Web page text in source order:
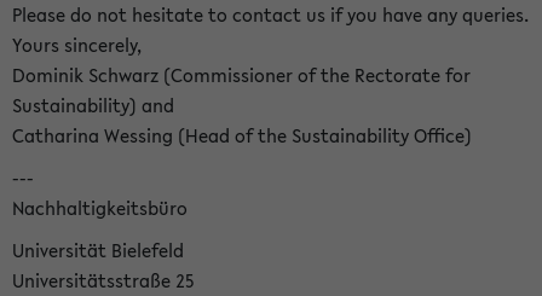
Please do not hesitate to contact us if you have any queries.
Yours sincerely,
Dominik Schwarz (Commissioner of the Rectorate for
Sustainability) and
Catharina Wessing (Head of the Sustainability Office)
---
Nachhaltigkeitsbüro
Universität Bielefeld
Universitätsstraße 25